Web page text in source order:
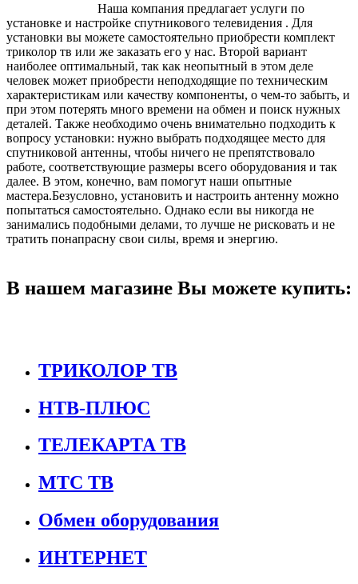
Наша компания предлагает услуги по
установке и настройке спутникового телевидения . Для
установки вы можете самостоятельно приобрести комплект
триколор тв или же заказать его у нас. Второй вариант
наиболее оптимальный, так как неопытный в этом деле
человек может приобрести неподходящие по техническим
характеристикам или качеству компоненты, о чем-то забыть, и
при этом потерять много времени на обмен и поиск нужных
деталей. Также необходимо очень внимательно подходить к
вопросу установки: нужно выбрать подходящее место для
спутниковой антенны, чтобы ничего не препятствовало
работе, соответствующие размеры всего оборудования и так
далее. В этом, конечно, вам помогут наши опытные
мастера.Безусловно, установить и настроить антенну можно
попытаться самостоятельно. Однако если вы никогда не
занимались подобными делами, то лучше не рисковать и не
тратить понапрасну свои силы, время и энергию.
В нашем магазине Вы можете купить:
ТРИКОЛОР ТВ
НТВ-ПЛЮС
ТЕЛЕКАРТА ТВ
МТС ТВ
Обмен оборудования
ИНТЕРНЕТ